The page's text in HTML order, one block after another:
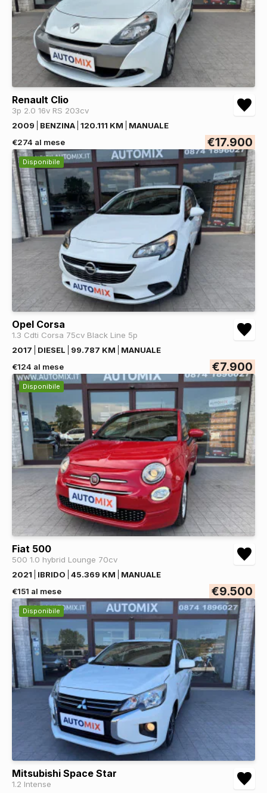
Renault Clio
3p 2.0 16v RS 203cv
2009
BENZINA 120.111 KM
MANUALE
€274 al mese
€17.900
Disponibile
Opel Corsa
1.3 Cdti Corsa 75cv Black Line 5p
2017
DIESEL 99.787 KM
MANUALE
€124 al mese
€7.900
Disponibile
Fiat 500
500 1.0 hybrid Lounge 70cv
2021
IBRIDO 45.369 KM
MANUALE
€151 al mese
€9.500
Disponibile
Mitsubishi Space Star
1.2 Intense